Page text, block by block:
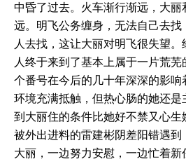
中昏了过去。火车渐行渐远，大丽
远。明飞公务缠身，无法自己去
人去找，这让大丽对明飞很失望
人终于来到了基本上属于一片荒芜
个番号在今后的几十年深深的影响
环境充满抵触，但热心肠的她还
到大丽住的条件比她好不禁又心生
被外出进料的雷建彬阴差阳错遇到
大丽，一边努力安慰，一边忙着新